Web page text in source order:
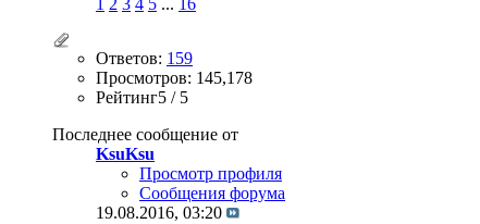
2 3 4 5 ... 16
Ответов: 159
Просмотров: 145,178
Рейтинг5 / 5
Последнее сообщение от
KsuKsu
Просмотр профиля
Сообщения форума
19.08.2016, 03:20